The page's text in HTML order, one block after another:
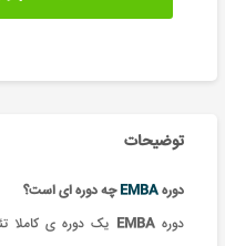
توضیحات
دورهEMBAچه دوره ای است؟
دورهEMBA یک دوره ی کاملا